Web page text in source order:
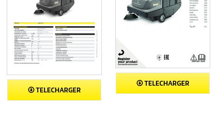
TELECHARGER
TELECHARGER